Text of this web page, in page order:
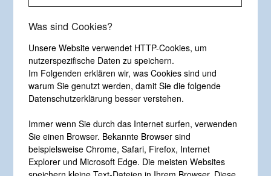
Was sind Cookies?
Unsere Website verwendet HTTP-Cookies, um
nutzerspezifische Daten zu speichern.
Im Folgenden erklären wir, was Cookies sind und
warum Sie genutzt werden, damit Sie die folgende
Datenschutzerklärung besser verstehen.
Immer wenn Sie durch das Internet surfen, verwenden
Sie einen Browser. Bekannte Browser sind
beispielsweise Chrome, Safari, Firefox, Internet
Explorer und Microsoft Edge. Die meisten Websites